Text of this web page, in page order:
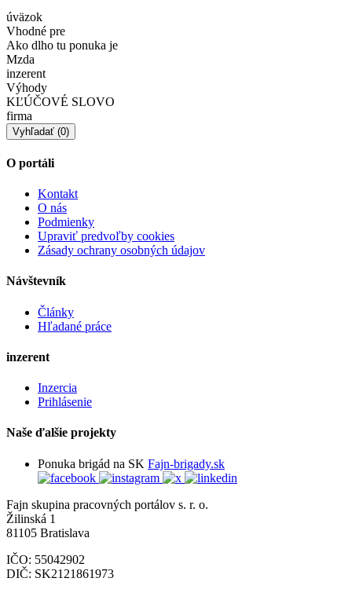
úväzok
Vhodné pre
Ako dlho tu ponuka je
Mzda
inzerent
Výhody
KĽÚČOVÉ SLOVO
firma
O portáli
Kontakt
O nás
Podmienky
Upraviť predvoľby cookies
Zásady ochrany osobných údajov
Návštevník
Články
Hľadané práce
inzerent
Inzercia
Prihlásenie
Naše ďalšie projekty
Ponuka brigád na SK Fajn-brigady.sk
Fajn skupina pracovných portálov s. r. o.
Žilinská 1
81105 Bratislava
IČO: 55042902
DIČ: SK2121861973